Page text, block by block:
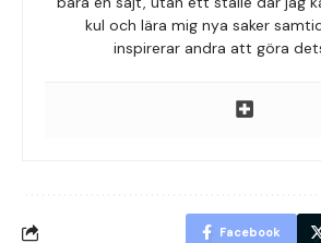
kul och lära mig nya saker
inspirerar andra att göra
Facebook